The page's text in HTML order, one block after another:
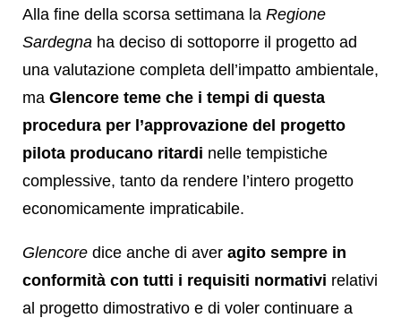
Alla fine della scorsa settimana la Regione
Sardegna ha deciso di sottoporre il progetto ad
una valutazione completa dell’impatto ambientale,
ma Glencore teme che i tempi di questa
procedura per l’approvazione del progetto
pilota producano ritardi nelle tempistiche
complessive, tanto da rendere l’intero progetto
economicamente impraticabile.
Glencore dice anche di aver agito sempre in
conformità con tutti i requisiti normativi relativi
al progetto dimostrativo e di voler continuare a